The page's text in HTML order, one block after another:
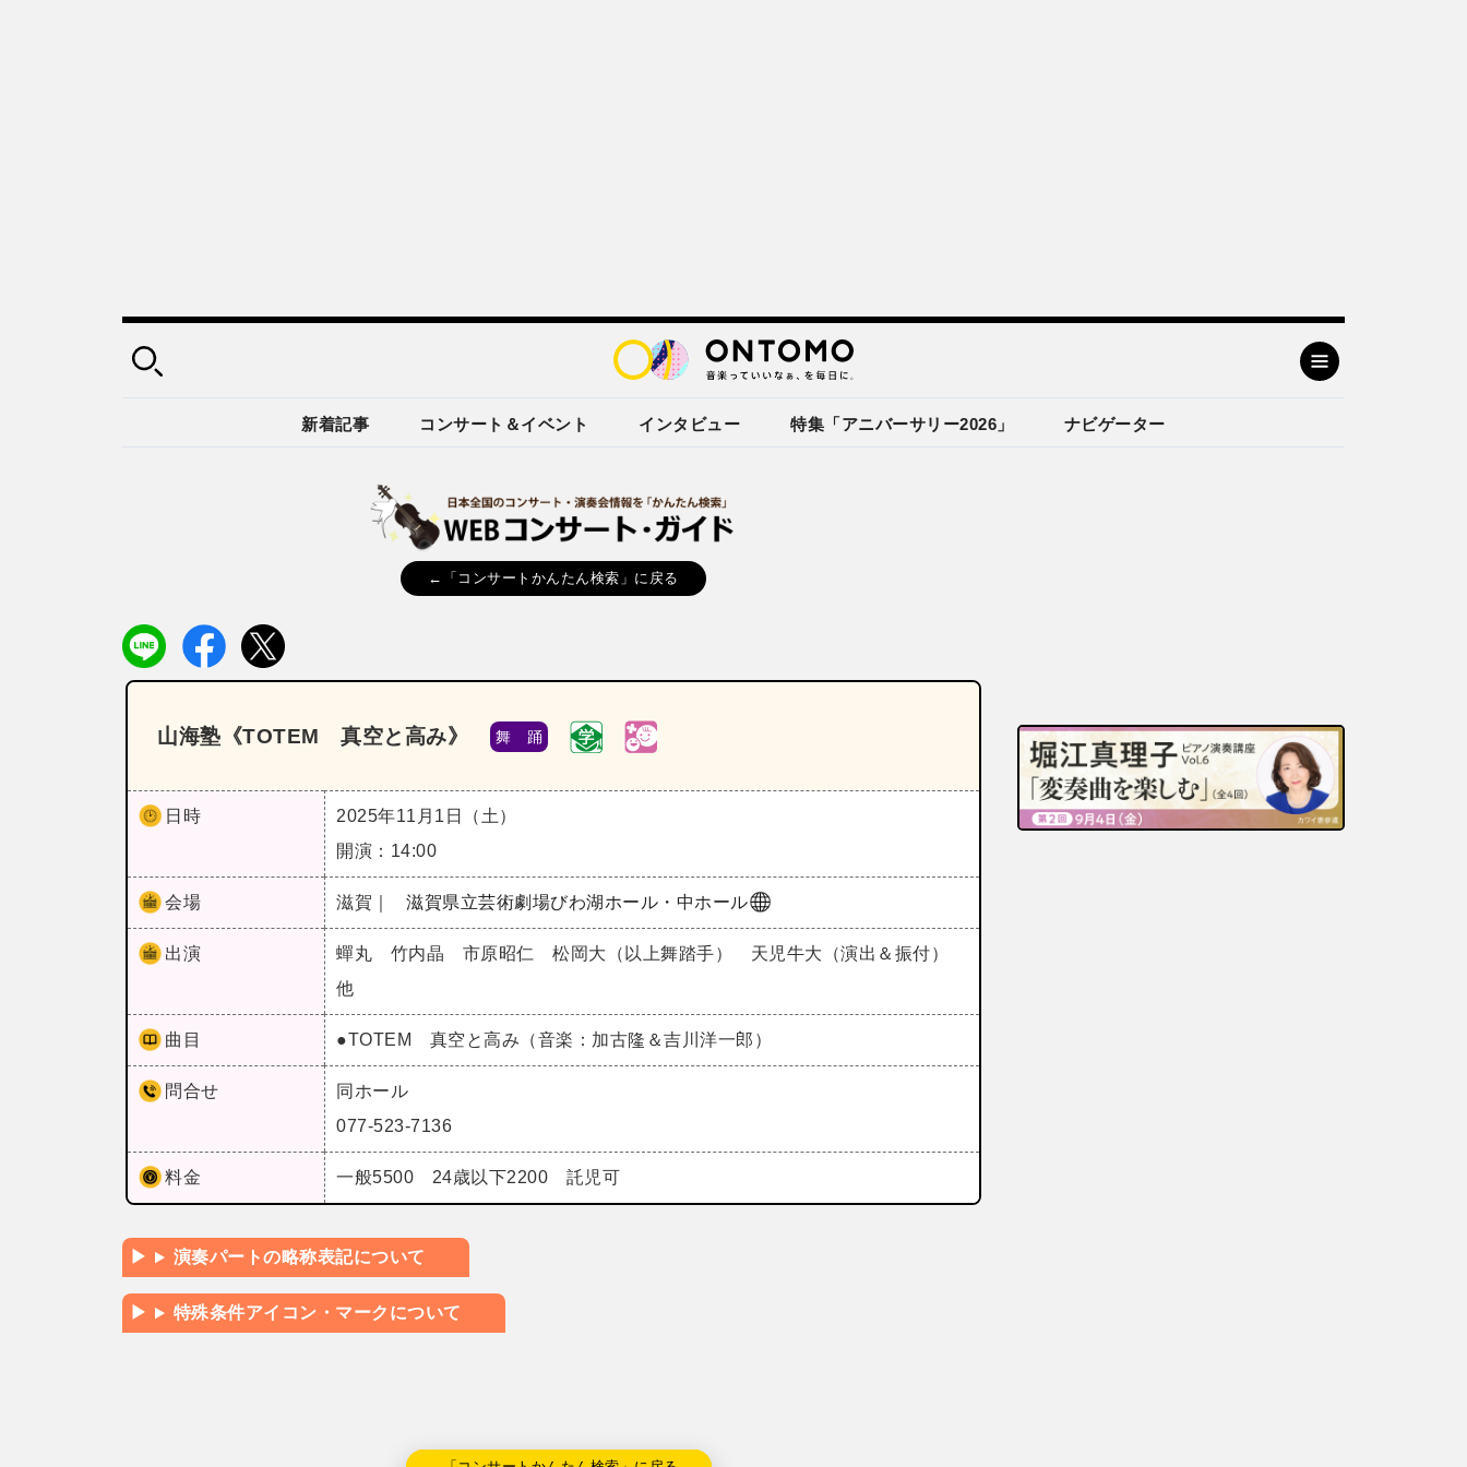
新着記事 コンサート＆イベント インタビュー 特集「アニバーサリー2026」 ナビゲーター
←「コンサートかんたん検索」に戻る
山海塾《TOTEM 真空と高み》 舞 踊
日時
2025年11月1日（土）
開演：14:00
会場 滋賀｜ 滋賀県立芸術劇場びわ湖ホール・中ホール
出演
蟬丸 竹内晶 市原昭仁 松岡大（以上舞踏手） 天児牛大（演出＆振付）
他
曲目 ●TOTEM 真空と高み（音楽：加古隆＆吉川洋一郎）
問合せ
同ホール
077-523-7136
料金 一般5500 24歳以下2200 託児可
演奏パートの略称表記について
特殊条件アイコン・マークについて